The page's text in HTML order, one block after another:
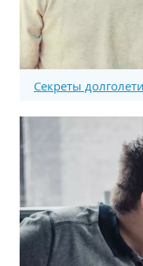
Секреты